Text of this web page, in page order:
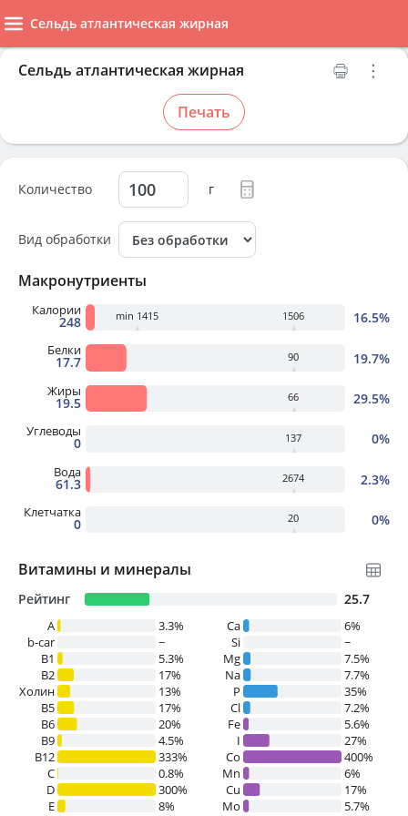
Сельдь атлантическая жирная
Сельдь атлантическая жирная
Печать
Количество г
Вид обработки
Макронутриенты
Калории
248 min 1415 1506 16.5%
Белки
17.7 90 19.7%
Жиры
19.5 66 29.5%
Углеводы
0 137 0%
Вода
61.3 2674 2.3%
Клетчатка
0 20 0%
Витамины и минералы
Рейтинг 25.7
A
3.3%
b-car
~
В1
5.3%
B2
17%
Холин
13%
B5
17%
B6
20%
B9
4.5%
B12
333%
C
0.8%
D
300%
E
8%
Ca
6%
Si
~
Mg
7.5%
Na
7.7%
P
35%
Cl
7.2%
Fe
5.6%
I
27%
Co
400%
Mn
6%
Cu
17%
Mo
5.7%